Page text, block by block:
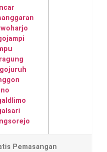
Pemasangan